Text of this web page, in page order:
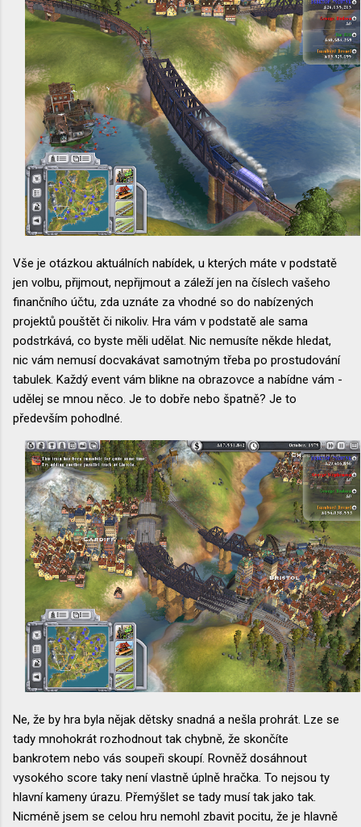
Vše je otázkou aktuálních nabídek, u kterých máte v podstatě
jen volbu, přijmout, nepřijmout a záleží jen na číslech vašeho
finančního účtu, zda uznáte za vhodné so do nabízených
projektů pouštět či nikoliv. Hra vám v podstatě ale sama
podstrkává, co byste měli udělat. Nic nemusíte někde hledat,
nic vám nemusí docvakávat samotným třeba po prostudování
tabulek. Každý event vám blikne na obrazovce a nabídne vám -
udělej se mnou něco. Je to dobře nebo špatně? Je to
především pohodlné.
Ne, že by hra byla nějak dětsky snadná a nešla prohrát. Lze se
tady mnohokrát rozhodnout tak chybně, že skončíte
bankrotem nebo vás soupeři skoupí. Rovněž dosáhnout
vysokého score taky není vlastně úplně hračka. To nejsou ty
hlavní kameny úrazu. Přemýšlet se tady musí tak jako tak.
Nicméně jsem se celou hru nemohl zbavit pocitu, že je hlavně